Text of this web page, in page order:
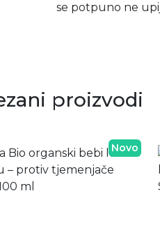
se potpuno ne
proizvodi
Novo